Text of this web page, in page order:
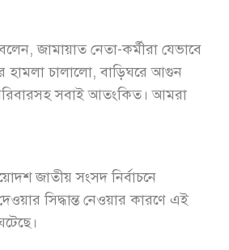
জামায়াত নেতা-কর্মীরা যেভাবে
চালালো, বাড়িঘরে আগুন
সবাই আতংকিত। আমরা
জাতীয় সংসদ নির্বাচনে
সিদ্ধান্ত নেওয়ার কারণে এই